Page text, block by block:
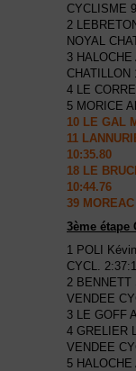
CYCLISME
2
NOYAL
3 HALOCHE
CHATILLON
4 LE
5 MORICE
10 LE GAL
11
10:35.80
18 LE
10:44.76
39
3ème étape
1 POLI
CYCL.
2 BENNETT
VENDEE
3 LE GOFF
4 GRELIER
VENDEE
5 HALOCHE